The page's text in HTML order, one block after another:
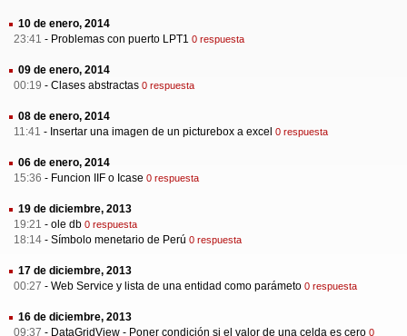
10 de enero, 2014
23:41 - Problemas con puerto LPT1 0 respuesta
09 de enero, 2014
00:19 - Clases abstractas 0 respuesta
08 de enero, 2014
11:41 - Insertar una imagen de un picturebox a excel 0 respuesta
06 de enero, 2014
15:36 - Funcion IIF o Icase 0 respuesta
19 de diciembre, 2013
19:21 - ole db 0 respuesta
18:14 - Símbolo menetario de Perú 0 respuesta
17 de diciembre, 2013
00:27 - Web Service y lista de una entidad como parámeto 0 respuesta
16 de diciembre, 2013
09:37 - DataGridView - Poner condición si el valor de una celda es cero 0